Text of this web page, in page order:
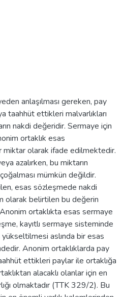
anlaşılması gereken, pay
taahhüt ettikleri malvarlıkları
nakdi değeridir. Sermaye için
ortaklık esas
olarak ifade edilmektedir.
azalırken, bu miktarın
mümkün değildir.
esas sözleşmede nakdi
olarak belirtilen bu değerin
Anonim ortaklıkta esas sermaye
kayıtlı sermaye sisteminde
yükseltilmesi aslında bir esas
Anonim ortaklıklarda pay
ettikleri paylar ile ortaklığa
alacaklı olanlar için en
olmaktadır (TTK 329/2). Bu